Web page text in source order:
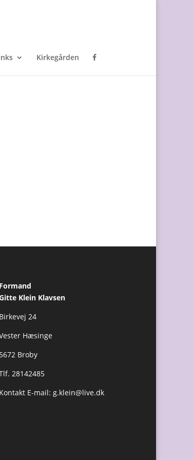
Kirkegården
Formand
Klein Klavsen
Birkevej 24
Hæsinge
5672 Broby
28142485
Kontakt E-mail: g.klein@live.dk